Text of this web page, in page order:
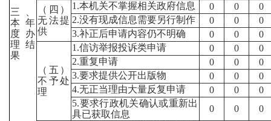
三、
本年
度办
理结
果
（四）
无法提
供
1.本机关不掌握相关政府信息 0 0
0
2.没有现成信息需要另行制作
0 0
0
3.补正后申请内容仍不明确
0 0 0
（五）
不予处
理
1.信访举报投诉类申请 0 0
0
2.重复申请
0 0
0
3.要求提供公开出版物
0 0
0
4.无正当理由大量反复申请
0 0
0
5.要求行政机关确认或重新出
具已获取信息
0 0 0